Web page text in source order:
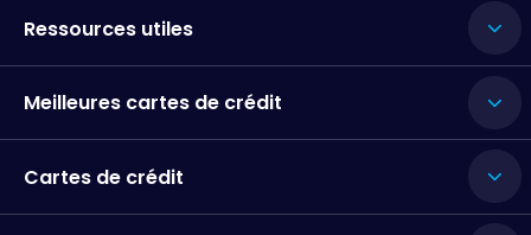
Ressources utiles
Meilleures cartes de crédit
Cartes de crédit